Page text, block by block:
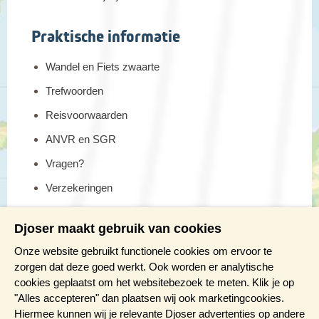
Wandelduur: ca. 3 uur
Helaas is onze reis tot een einde gekomen. We stappen met
mooie herinneringen in de bus naar Malaga voor de
Praktische informatie
Wandel en Fiets zwaarte
Trefwoorden
Reisvoorwaarden
ANVR en SGR
Vragen?
Verzekeringen
Meer weten?
Brochure aanvragen
Presentaties en Infodagen
Djoser maakt gebruik van cookies
Onze website gebruikt functionele cookies om ervoor te
zorgen dat deze goed werkt. Ook worden er analytische
cookies geplaatst om het websitebezoek te meten. Klik je op
"Alles accepteren" dan plaatsen wij ook marketingcookies.
Hiermee kunnen wij je relevante Djoser advertenties op andere